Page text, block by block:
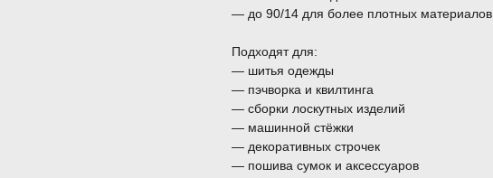
— до 90/14 для более плотных материалов
Подходят для:
— шитья одежды
— пэчворка и квилтинга
— сборки лоскутных изделий
— машинной стёжки
— декоративных строчек
— пошива сумок и аксессуаров